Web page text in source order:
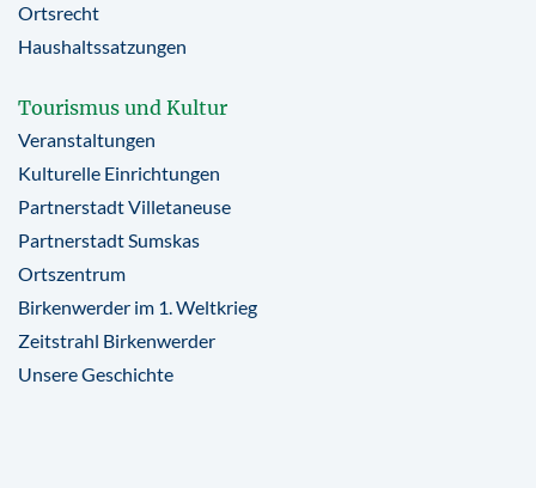
Ortsrecht
Haushaltssatzungen
Tourismus und Kultur
Veranstaltungen
Kulturelle Einrichtungen
Partnerstadt Villetaneuse
Partnerstadt Sumskas
Ortszentrum
Birkenwerder im 1. Weltkrieg
Zeitstrahl Birkenwerder
Unsere Geschichte